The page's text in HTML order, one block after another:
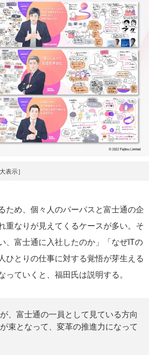
表示］
め、個々人のパーパスと富士通の企
重なりが見えてくるケースが多い。そ
、富士通に入社したのか」「なぜITの
ひとりの仕事に対する覚悟が芽生える
ていくと、福田氏は説明する。
、富士通の一員として見ている方向
束となって、変革の推進力になって